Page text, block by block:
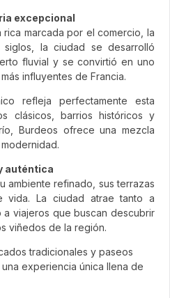
excepcional
marcada por el comercio, la
la ciudad se desarrolló
fluvial y se convirtió en uno
influyentes de Francia.
refleja perfectamente esta
clásicos, barrios históricos y
Burdeos ofrece una mezcla
auténtica
ambiente refinado, sus terrazas
vida. La ciudad atrae tanto a
a viajeros que buscan descubrir
viñedos de la región.
tradicionales y paseos
experiencia única llena de